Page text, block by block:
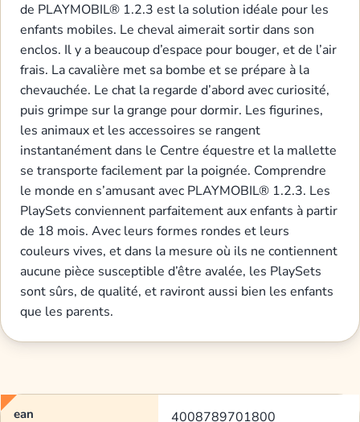
de PLAYMOBIL® 1.2.3 est la solution idéale pour les
enfants mobiles. Le cheval aimerait sortir dans son
enclos. Il y a beaucoup d’espace pour bouger, et de l’air
frais. La cavalière met sa bombe et se prépare à la
chevauchée. Le chat la regarde d’abord avec curiosité,
puis grimpe sur la grange pour dormir. Les figurines,
les animaux et les accessoires se rangent
instantanément dans le Centre équestre et la mallette
se transporte facilement par la poignée. Comprendre
le monde en s’amusant avec PLAYMOBIL® 1.2.3. Les
PlaySets conviennent parfaitement aux enfants à partir
de 18 mois. Avec leurs formes rondes et leurs
couleurs vives, et dans la mesure où ils ne contiennent
aucune pièce susceptible d’être avalée, les PlaySets
sont sûrs, de qualité, et raviront aussi bien les enfants
que les parents.
ean 4008789701800